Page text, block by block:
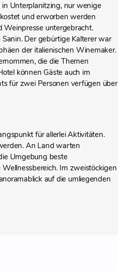
Unterplanitzing, nur wenige
und erworben werden
Weinpresse untergebracht.
Der gebürtige Kalterer war
der italienischen Winemaker.
die die Themen
können Gäste auch im
für zwei Personen verfügen über
für allerlei Aktivitäten.
An Land warten
Umgebung beste
Im zweistöckigen
auf die umliegenden